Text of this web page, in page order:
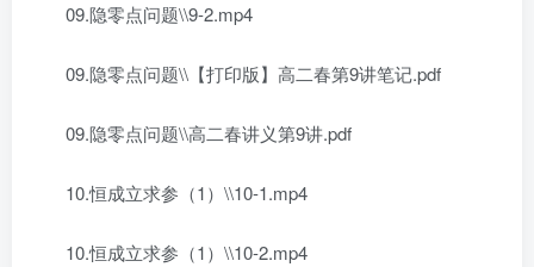
09.隐零点问题\\9-2.mp4
09.隐零点问题\\【打印版】高二春第9讲笔记.pdf
09.隐零点问题\\高二春讲义第9讲.pdf
10.恒成立求参（1）\\10-1.mp4
10.恒成立求参（1）\\10-2.mp4